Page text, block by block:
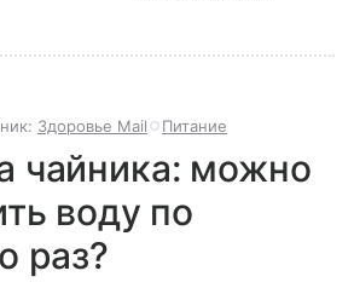
Здоровье Mail Питание
чайника: можно
воду по
раз?